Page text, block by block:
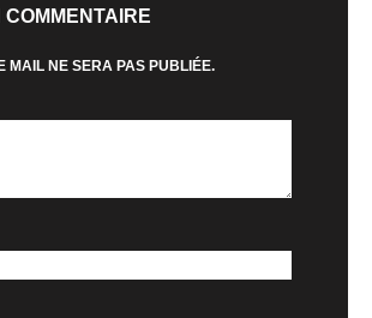
MAIL NE SERA PAS PUBLIÉE.